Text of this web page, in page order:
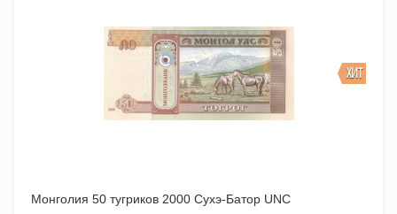
ХИТ
Монголия 50 тугриков 2000 Сухэ-Батор UNC